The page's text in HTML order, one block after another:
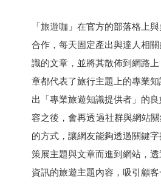
「旅遊咖」在官方的部落格上
合作，每天固定產出與達人相
識的文章，並將其散佈到網路
章都代表了旅行主題上的專業
出「專業旅遊知識提供者」的
容之後，會再透過社群與網站關
的方式，讓網友能夠透過關鍵
策展主題與文章而進到網站，
資訊的旅遊主題內容，吸引顧